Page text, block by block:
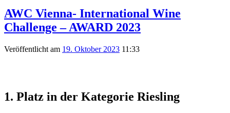
AWC Vienna- International Wine
Challenge – AWARD 2023
Veröffentlicht am 19. Oktober 2023 11:33
1. Platz in der Kategorie Riesling